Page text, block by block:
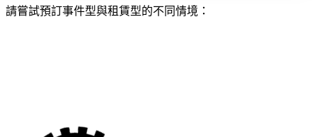
請嘗試預訂事件型與租賃型的不同情境：